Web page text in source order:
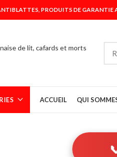
PRODUITS DE GARANTIE
ACCUEIL QUI